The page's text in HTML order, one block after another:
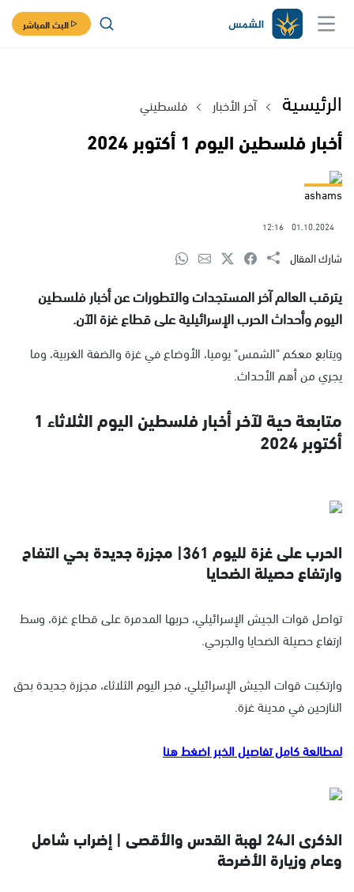
البث المباشر
الرئيسية آخر الأخبار فلسطيني
أخبار فلسطين اليوم 1 أكتوبر 2024
ashams
01.10.2024
12:16
شارك المقال
يترقب العالم آخر المستجدات والتطورات عن أخبار فلسطين
اليوم وأحداث الحرب الإسرائيلية على قطاع غزة الآن.
ويتابع معكم "الشمس" يوميا، الأوضاع في غزة والضفة الغربية، وما
يجري من أهم الأحداث.
متابعة حية لآخر أخبار فلسطين اليوم الثلاثاء 1
أكتوبر 2024
الحرب على غزة لليوم 361| مجزرة جديدة بحي التفاح
وارتفاع حصيلة الضحايا
تواصل قوات الجيش الإسرائيلي، حربها المدمرة على قطاع غزة، وسط
ارتفاع حصيلة الضحايا والجرحي.
وارتكبت قوات الجيش الإسرائيلي، فجر اليوم الثلاثاء، مجزرة جديدة بحق
النازحين في مدينة غزة.
لمطالعة كامل تفاصيل الخبر اضغط هنا
الذكرى الـ24 لهبة القدس والأقصى | إضراب شامل
وعام وزيارة الأضرحة